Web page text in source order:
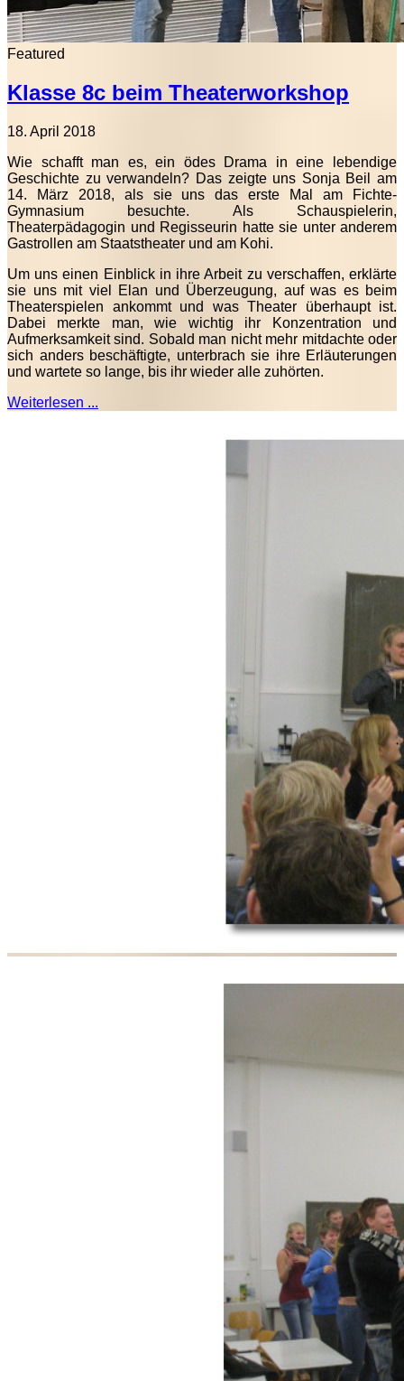
Featured
Klasse 8c beim Theaterworkshop
18. April 2018
Wie schafft man es, ein ödes Drama in eine lebendige
Geschichte zu verwandeln? Das zeigte uns Sonja Beil am
14. März 2018, als sie uns das erste Mal am Fichte-
Gymnasium besuchte. Als Schauspielerin,
Theaterpädagogin und Regisseurin hatte sie unter anderem
Gastrollen am Staatstheater und am Kohi.
Um uns einen Einblick in ihre Arbeit zu verschaffen, erklärte
sie uns mit viel Elan und Überzeugung, auf was es beim
Theaterspielen ankommt und was Theater überhaupt ist.
Dabei merkte man, wie wichtig ihr Konzentration und
Aufmerksamkeit sind. Sobald man nicht mehr mitdachte oder
sich anders beschäftigte, unterbrach sie ihre Erläuterungen
und wartete so lange, bis ihr wieder alle zuhörten.
Weiterlesen ...